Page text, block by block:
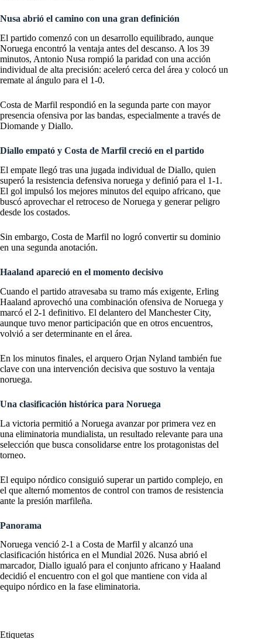
Nusa abrió el camino con una gran definición
El partido comenzó con un desarrollo equilibrado, aunque
Noruega encontró la ventaja antes del descanso. A los 39
minutos, Antonio Nusa rompió la paridad con una acción
individual de alta precisión: aceleró cerca del área y colocó un
remate al ángulo para el 1-0.
Costa de Marfil respondió en la segunda parte con mayor
presencia ofensiva por las bandas, especialmente a través de
Diomande y Diallo.
Diallo empató y Costa de Marfil creció en el partido
El empate llegó tras una jugada individual de Diallo, quien
superó la resistencia defensiva noruega y definió para el 1-1.
El gol impulsó los mejores minutos del equipo africano, que
buscó aprovechar el retroceso de Noruega y generar peligro
desde los costados.
Sin embargo, Costa de Marfil no logró convertir su dominio
en una segunda anotación.
Haaland apareció en el momento decisivo
Cuando el partido atravesaba su tramo más exigente, Erling
Haaland aprovechó una combinación ofensiva de Noruega y
marcó el 2-1 definitivo. El delantero del Manchester City,
aunque tuvo menor participación que en otros encuentros,
volvió a ser determinante en el área.
En los minutos finales, el arquero Orjan Nyland también fue
clave con una intervención decisiva que sostuvo la ventaja
noruega.
Una clasificación histórica para Noruega
La victoria permitió a Noruega avanzar por primera vez en
una eliminatoria mundialista, un resultado relevante para una
selección que busca consolidarse entre los protagonistas del
torneo.
El equipo nórdico consiguió superar un partido complejo, en
el que alternó momentos de control con tramos de resistencia
ante la presión marfileña.
Panorama
Noruega venció 2-1 a Costa de Marfil y alcanzó una
clasificación histórica en el Mundial 2026. Nusa abrió el
marcador, Diallo igualó para el conjunto africano y Haaland
decidió el encuentro con el gol que mantiene con vida al
equipo nórdico en la fase eliminatoria.
Etiquetas